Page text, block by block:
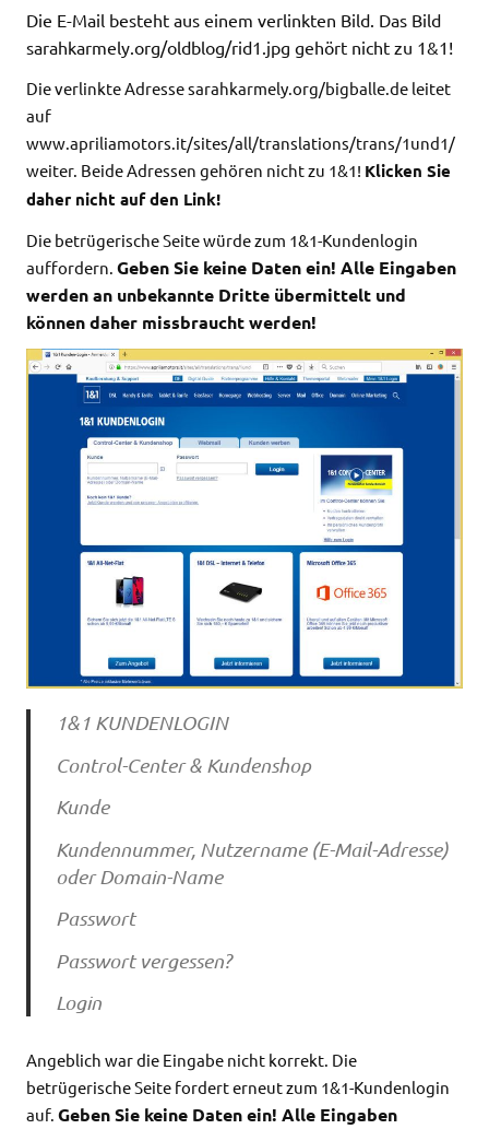
Die E-Mail besteht aus einem verlinkten Bild. Das Bild
sarahkarmely.org/oldblog/rid1.jpg gehört nicht zu 1&1!
Die verlinkte Adresse sarahkarmely.org/bigballe.de leitet
auf
www.apriliamotors.it/sites/all/translations/trans/1und1/
weiter. Beide Adressen gehören nicht zu 1&1! Klicken Sie
daher nicht auf den Link!
Die betrügerische Seite würde zum 1&1-Kundenlogin
auffordern. Geben Sie keine Daten ein! Alle Eingaben
werden an unbekannte Dritte übermittelt und
können daher missbraucht werden!
1&1 KUNDENLOGIN
Control-Center & Kundenshop
Kunde
Kundennummer, Nutzername (E-Mail-Adresse)
oder Domain-Name
Passwort
Passwort vergessen?
Login
Angeblich war die Eingabe nicht korrekt. Die
betrügerische Seite fordert erneut zum 1&1-Kundenlogin
auf. Geben Sie keine Daten ein! Alle Eingaben